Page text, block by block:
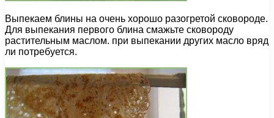
Выпекаем блины на очень хорошо разогретой сковороде.
Для выпекания первого блина смажьте сковороду
растительным маслом. при выпекании других масло вряд
ли потребуется.